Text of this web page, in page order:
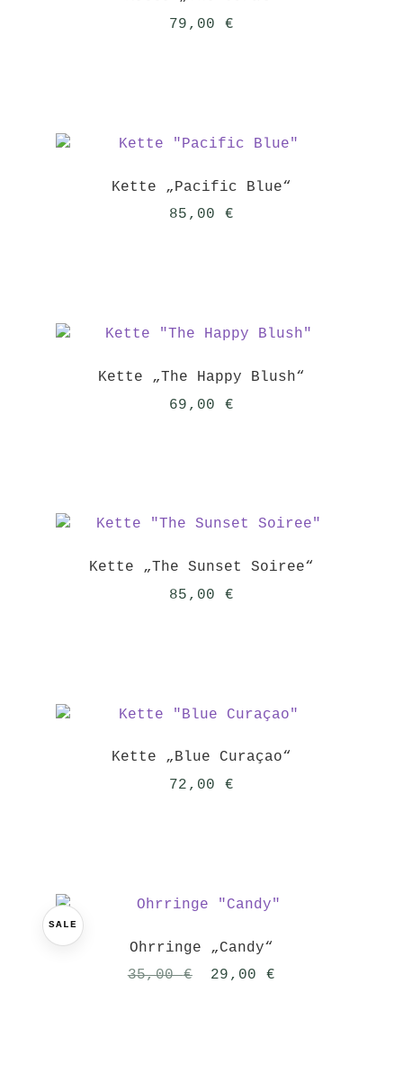
79,00 €
Kette „Pacific Blue“
85,00 €
Kette „The Happy Blush“
69,00 €
Kette „The Sunset Soiree“
85,00 €
Kette „Blue Curaçao“
72,00 €
SALE
Ohrringe „Candy“
35,00€
Ursprünglicher
29,00 €